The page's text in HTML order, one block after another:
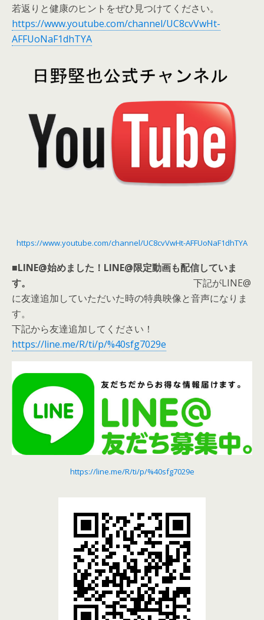
若返りと健康のヒントをぜひ見つけてください。
https://www.youtube.com/channel/UC8cvVwHt-
AFFUoNaF1dhTYA
https://www.youtube.com/channel/UC8cvVwHt-AFFUoNaF1dhTYA
■LINE@始めました！ LINE@限定動画も配信していま
す。
下記がLINE@
に友達追加していただいた時の特典映像と音声になりま
す。
下記から友達追加してください！
https://line.me/R/ti/p/%40sfg7029e
https://line.me/R/ti/p/%40sfg7029e